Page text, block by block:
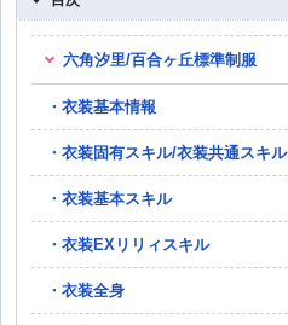
六角汐里/百合ヶ丘標準制服
衣装基本情報
衣装固有スキル/衣装共通スキル
衣装基本スキル
衣装EXリリィスキル
衣装全身